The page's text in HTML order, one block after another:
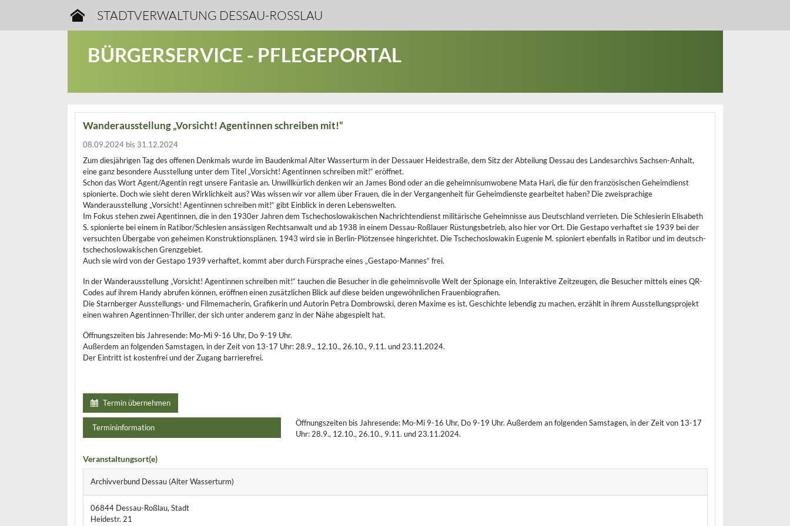
STADTVERWALTUNG DESSAU-ROSSLAU
BÜRGERSERVICE - PFLEGEPORTAL
Wanderausstellung „Vorsicht! Agentinnen schreiben mit!“
08.09.2024 bis 31.12.2024
Zum diesjährigen Tag des offenen Denkmals wurde im Baudenkmal Alter Wasserturm in der Dessauer Heidestraße, dem Sitz der Abteilung Dessau des Landesarchivs Sachsen-Anhalt,
eine ganz besondere Ausstellung unter dem Titel „Vorsicht! Agentinnen schreiben mit!“ eröffnet.
Schon das Wort Agent/Agentin regt unsere Fantasie an. Unwillkürlich denken wir an James Bond oder an die geheimnisumwobene Mata Hari, die für den französischen Geheimdienst
spionierte. Doch wie sieht deren Wirklichkeit aus? Was wissen wir vor allem über Frauen, die in der Vergangenheit für Geheimdienste gearbeitet haben? Die zweisprachige
Wanderausstellung „Vorsicht! Agentinnen schreiben mit!“ gibt Einblick in deren Lebenswelten.
Im Fokus stehen zwei Agentinnen, die in den 1930er Jahren dem Tschechoslowakischen Nachrichtendienst militärische Geheimnisse aus Deutschland verrieten. Die Schlesierin Elisabeth
S. spionierte bei einem in Ratibor/Schlesien ansässigen Rechtsanwalt und ab 1938 in einem Dessau-Roßlauer Rüstungsbetrieb, also hier vor Ort. Die Gestapo verhaftet sie 1939 bei der
versuchten Übergabe von geheimen Konstruktionsplänen. 1943 wird sie in Berlin-Plötzensee hingerichtet. Die Tschechoslowakin Eugenie M. spioniert ebenfalls in Ratibor und im deutsch-
tschechoslowakischen Grenzgebiet.
Auch sie wird von der Gestapo 1939 verhaftet, kommt aber durch Fürsprache eines „Gestapo-Mannes“ frei.
In der Wanderausstellung „Vorsicht! Agentinnen schreiben mit!“ tauchen die Besucher in die geheimnisvolle Welt der Spionage ein. Interaktive Zeitzeugen, die Besucher mittels eines QR-
Codes auf ihrem Handy abrufen können, eröffnen einen zusätzlichen Blick auf diese beiden ungewöhnlichen Frauenbiografien.
Die Starnberger Ausstellungs- und Filmemacherin, Grafikerin und Autorin Petra Dombrowski, deren Maxime es ist, Geschichte lebendig zu machen, erzählt in ihrem Ausstellungsprojekt
einen wahren Agentinnen-Thriller, der sich unter anderem ganz in der Nähe abgespielt hat.
Öffnungszeiten bis Jahresende: Mo-Mi 9-16 Uhr, Do 9-19 Uhr.
Außerdem an folgenden Samstagen, in der Zeit von 13-17 Uhr: 28.9., 12.10., 26.10., 9.11. und 23.11.2024.
Der Eintritt ist kostenfrei und der Zugang barrierefrei.
Termin übernehmen
Termininformation
Öffnungszeiten bis Jahresende: Mo-Mi 9-16 Uhr, Do 9-19 Uhr. Außerdem an folgenden Samstagen, in der Zeit von 13-17
Uhr: 28.9., 12.10., 26.10., 9.11. und 23.11.2024.
Veranstaltungsort(e)
Archivverbund Dessau (Alter Wasserturm)
06844 Dessau-Roßlau, Stadt
Heidestr. 21